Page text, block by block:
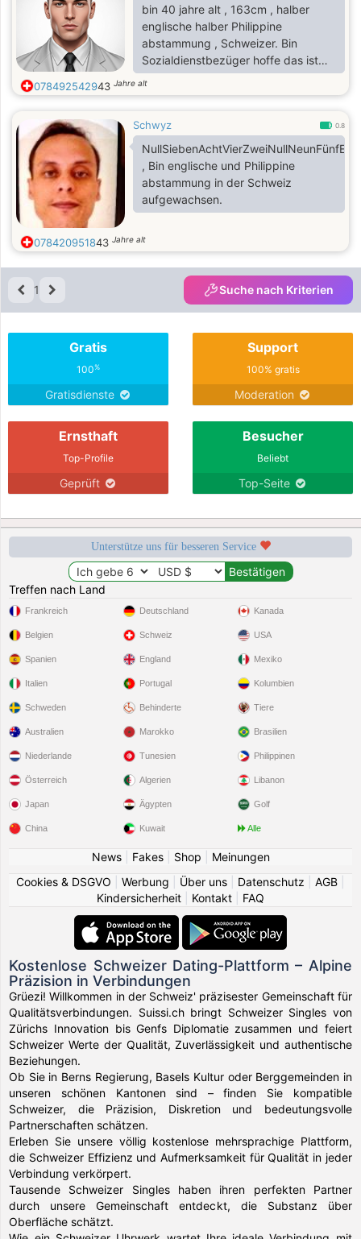
bin 40 jahre alt , 163cm , halber
englische halber Philippine
abstammung , Schweizer. Bin
Sozialdienstbezüger hoffe das ist
nicht abschreckend
078492542943 Jahre alt
Schwyz 0.8
, Bin englische und Philippine
abstammung in der Schweiz
aufgewachsen.
078420951843 Jahre alt
1 Suche nach Kriterien
Gratis
100%
Gratisdienste
Support
100% gratis
Moderation
Ernsthaft
Top-Profile
Geprüft
Besucher
Beliebt
Top-Seite
Unterstütze uns für besseren Service
Treffen nach Land
Frankreich
Belgien
Spanien
Italien
Schweden
Deutschland
Schweiz
England
Portugal
Behinderte
Kanada
USA
Mexiko
Kolumbien
Tiere
Australien
Niederlande
Österreich
Japan
China
Marokko
Tunesien
Algerien
Ägypten
Kuwait
Brasilien
Philippinen
Libanon
Golf
Alle
News| Fakes| Shop
Meinungen
Cookies & DSGVO
Werbung Über uns Datenschutz AGB
Kindersicherheit
Kontakt FAQ
Kostenlose Schweizer Dating-Plattform – Alpine
Präzision in Verbindungen
Grüezi! Willkommen in der Schweiz' präzisester Gemeinschaft für
Qualitätsverbindungen. Suissi.ch bringt Schweizer Singles von
Zürichs Innovation bis Genfs Diplomatie zusammen und feiert
Schweizer Werte der Qualität, Zuverlässigkeit und authentische
Beziehungen.
Ob Sie in Berns Regierung, Basels Kultur oder Berggemeinden in
unseren schönen Kantonen sind – finden Sie kompatible
Schweizer, die Präzision, Diskretion und bedeutungsvolle
Partnerschaften schätzen.
Erleben Sie unsere völlig kostenlose mehrsprachige Plattform,
die Schweizer Effizienz und Aufmerksamkeit für Qualität in jeder
Verbindung verkörpert.
Tausende Schweizer Singles haben ihren perfekten Partner
durch unsere Gemeinschaft entdeckt, die Substanz über
Oberfläche schätzt.